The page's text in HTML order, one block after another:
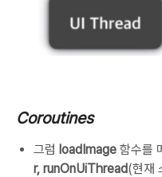
Coroutines
그럼 loadImage 함수를
r, runOnUiThread(현재